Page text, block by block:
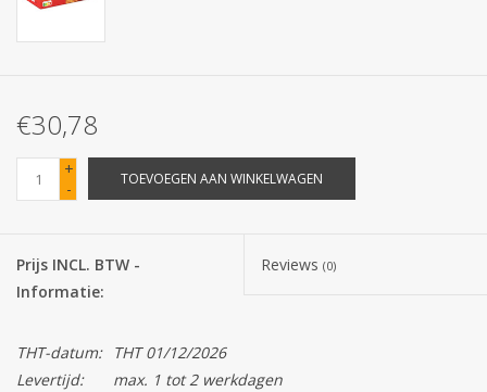
Kantoorbenodigdheden
Corona
Sinterklaassnoep
Carnavalssnoep
Merken
€30,78
+
-
TOEVOEGEN AAN WINKELWAGEN
Prijs INCL. BTW -
Informatie:
Reviews (0)
THT-datum:
THT 01/12/2026
Levertijd:
max. 1 tot 2 werkdagen